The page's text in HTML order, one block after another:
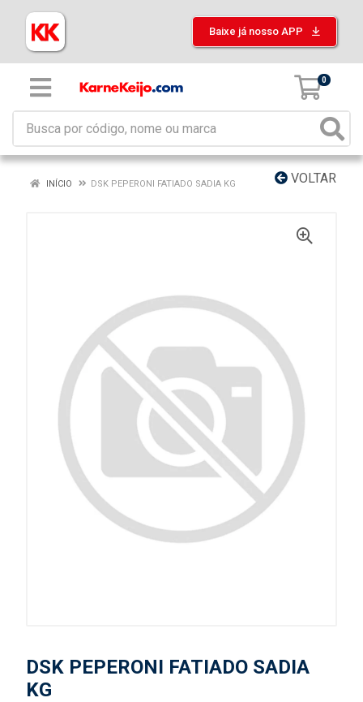
Baixe já nosso APP
0
VOLTAR
INÍCIO DSK PEPERONI FATIADO SADIA KG
DSK PEPERONI FATIADO SADIA
KG